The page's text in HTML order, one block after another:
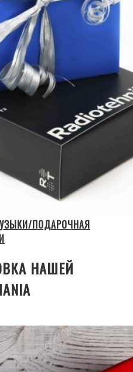
ПОДАРОЧНАЯ
НАШЕЙ